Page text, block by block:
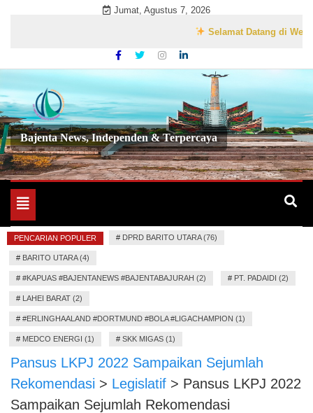
Jumat, Agustus 7, 2026
Selamat Datang di Website
Bajenta News, Independen & Terpercaya
Toggle
navigation
PENCARIAN POPULER # DPRD BARITO UTARA (76)
# BARITO UTARA (4)
# #KAPUAS #BAJENTANEWS #BAJENTABAJURAH (2) # PT. PADAIDI (2)
# LAHEI BARAT (2)
# #ERLINGHAALAND #DORTMUND #BOLA #LIGACHAMPION (1)
# MEDCO ENERGI (1) # SKK MIGAS (1)
Pansus LKPJ 2022 Sampaikan Sejumlah
Rekomendasi > Legislatif > Pansus LKPJ 2022
Sampaikan Sejumlah Rekomendasi